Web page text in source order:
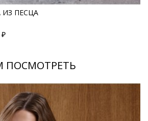
быть изменены производителем
ПЕСЦА
ПОСМОТРЕТЬ